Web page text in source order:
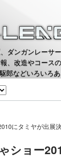
ダンガンレーサ
、改造やコース
郎などいろいろあ
にタミヤが出展
ショー